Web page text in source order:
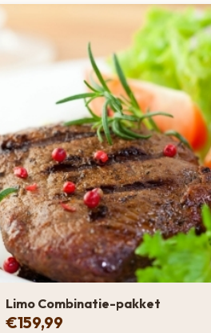
Limo Combinatie-pakket
€159,99